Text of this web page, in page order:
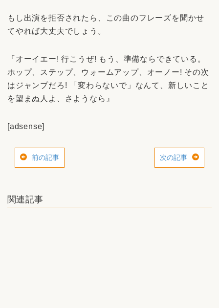
もし出演を拒否されたら、この曲のフレーズを聞かせ
てやれば大丈夫でしょう。
『オーイエー! 行こうぜ! もう、準備ならできている。
ホップ、ステップ、ウォームアップ、オーノー! その次
はジャンプだろ! 「変わらないで」なんて、新しいこと
を望まぬ人よ、さようなら』
[adsense]
前の記事 次の記事
関連記事